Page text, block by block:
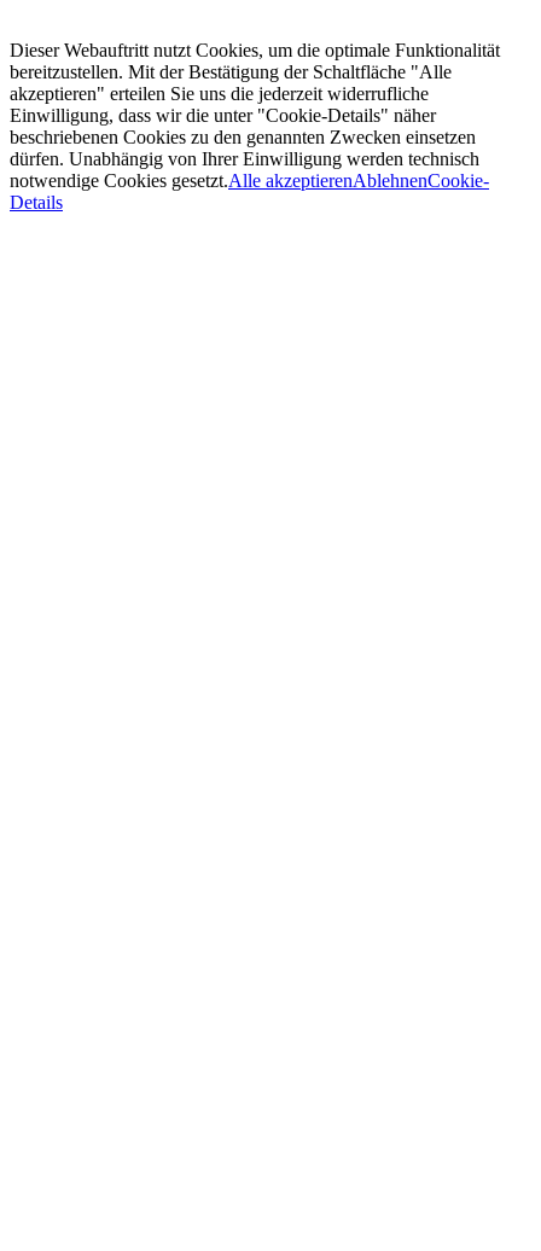
Dieser Webauftritt nutzt Cookies, um die optimale Funktionalität
bereitzustellen. Mit der Bestätigung der Schaltfläche "Alle
akzeptieren" erteilen Sie uns die jederzeit widerrufliche
Einwilligung, dass wir die unter "Cookie-Details" näher
beschriebenen Cookies zu den genannten Zwecken einsetzen
dürfen. Unabhängig von Ihrer Einwilligung werden technisch
notwendige Cookies gesetzt.Alle akzeptierenAblehnenCookie-
Details